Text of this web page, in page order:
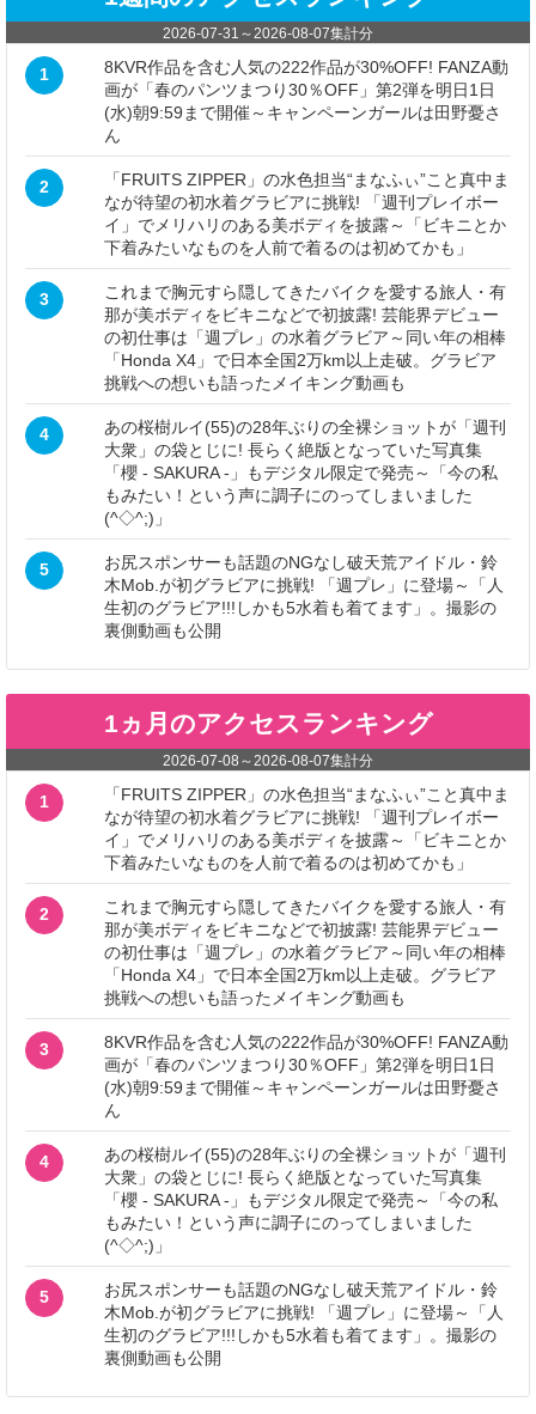
2026-07-31 ～2026-08-07集計分
1
8KVR作品を含む人気の222作品が30%OFF! FANZA動
画が「春のパンツまつり30％OFF」第2弾を明日1日
(水)朝9:59まで開催～キャンペーンガールは田野憂さ
ん
2
「FRUITS ZIPPER」の水色担当“まなふぃ”こと真中ま
なが待望の初水着グラビアに挑戦! 「週刊プレイボー
イ」でメリハリのある美ボディを披露～「ビキニとか
下着みたいなものを人前で着るのは初めてかも」
3
これまで胸元すら隠してきたバイクを愛する旅人・有
那が美ボディをビキニなどで初披露! 芸能界デビュー
の初仕事は「週プレ」の水着グラビア～同い年の相棒
「Honda X4」で日本全国2万km以上走破。グラビア
挑戦への想いも語ったメイキング動画も
4
あの桜樹ルイ(55)の28年ぶりの全裸ショットが「週刊
大衆」の袋とじに! 長らく絶版となっていた写真集
「櫻 - SAKURA -」もデジタル限定で発売～「今の私
もみたい！という声に調子にのってしまいました
(^◇^;)」
5
お尻スポンサーも話題のNGなし破天荒アイドル・鈴
木Mob.が初グラビアに挑戦! 「週プレ」に登場～「人
生初のグラビア!!!しかも5水着も着てます」。撮影の
裏側動画も公開
1ヵ月のアクセスランキング
2026-07-08 ～2026-08-07集計分
1
「FRUITS ZIPPER」の水色担当“まなふぃ”こと真中ま
なが待望の初水着グラビアに挑戦! 「週刊プレイボー
イ」でメリハリのある美ボディを披露～「ビキニとか
下着みたいなものを人前で着るのは初めてかも」
2
これまで胸元すら隠してきたバイクを愛する旅人・有
那が美ボディをビキニなどで初披露! 芸能界デビュー
の初仕事は「週プレ」の水着グラビア～同い年の相棒
「Honda X4」で日本全国2万km以上走破。グラビア
挑戦への想いも語ったメイキング動画も
3
8KVR作品を含む人気の222作品が30%OFF! FANZA動
画が「春のパンツまつり30％OFF」第2弾を明日1日
(水)朝9:59まで開催～キャンペーンガールは田野憂さ
ん
4
あの桜樹ルイ(55)の28年ぶりの全裸ショットが「週刊
大衆」の袋とじに! 長らく絶版となっていた写真集
「櫻 - SAKURA -」もデジタル限定で発売～「今の私
もみたい！という声に調子にのってしまいました
(^◇^;)」
5
お尻スポンサーも話題のNGなし破天荒アイドル・鈴
木Mob.が初グラビアに挑戦! 「週プレ」に登場～「人
生初のグラビア!!!しかも5水着も着てます」。撮影の
裏側動画も公開